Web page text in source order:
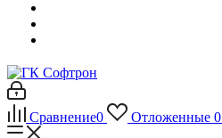
Сравнение0 Отложенные 0